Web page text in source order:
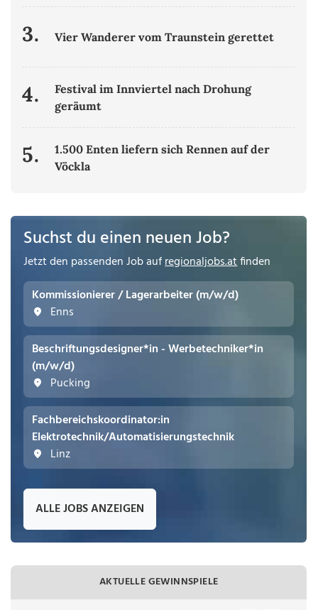
3. Vier Wanderer vom Traunstein gerettet
4.
Festival im Innviertel nach Drohung
geräumt
5.
1.500 Enten liefern sich Rennen auf der
Vöckla
Suchst du einen neuen Job?
Jetzt den passenden Job aufregionaljobs.atfinden
Kommissionierer / Lagerarbeiter (m/w/d)
Enns
Beschriftungsdesigner*in - Werbetechniker*in
(m/w/d)
Pucking
Fachbereichskoordinator:in
Elektrotechnik/Automatisierungstechnik
Linz
ALLE JOBS ANZEIGEN
AKTUELLE GEWINNSPIELE